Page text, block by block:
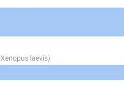
laevis)